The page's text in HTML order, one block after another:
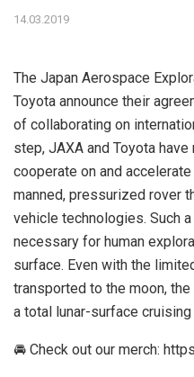
14.03.2019
The Japan Aerospace
Toyota announce their
of collaborating on
step, JAXA and Toyota
cooperate on and
manned, pressurized rover
vehicle technologies. Such
necessary for human
surface. Even with the
transported to the moon,
a total lunar-surface
🚘 Check out our merch: